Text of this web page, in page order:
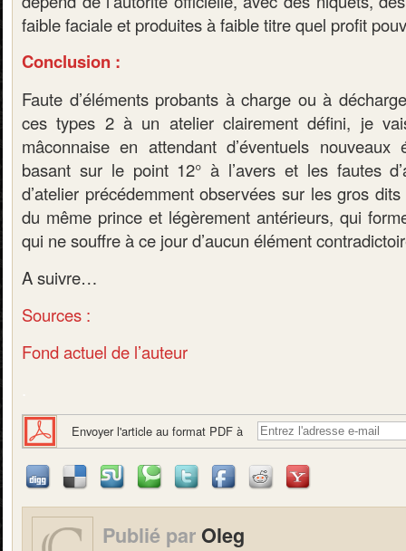
faible faciale et produites à faible titre quel profit
Conclusion :
Faute d’éléments probants à charge ou à
ces types 2 à un atelier clairement défini, je
mâconnaise en attendant d’éventuels
basant sur le point 12° à l’avers et les fautes
d’atelier précédemment observées sur les gros
du même prince et légèrement antérieurs, qui
qui ne souffre à ce jour d’aucun élément
A suivre…
Sources :
Fond actuel de l’auteur
Envoyer l'article au format PDF à
Publié par Oleg